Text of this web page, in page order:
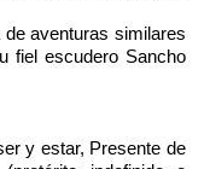
aventuras similares
fiel escudero Sancho
y estar, Presente de